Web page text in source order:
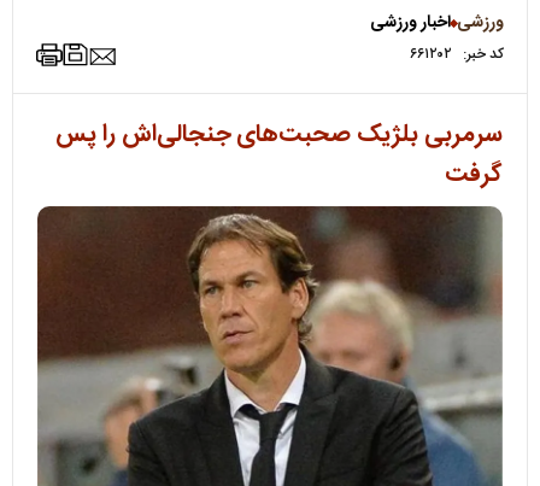
ورزشی اخبار ورزشی
کد خبر: ۶۶۱۲۰۲
سرمربی بلژیک صحبت‌های جنجالی‌اش را پس
گرفت